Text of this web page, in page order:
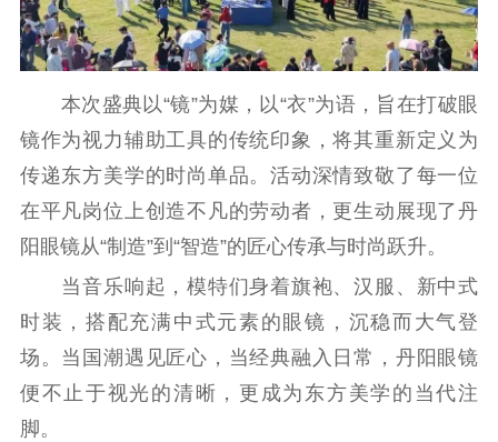
理论学习 宣传宣讲 研究阐释
哲学社科
社科强省 工作通知
成果集萃
江苏文脉
资料下载
新闻宣传
主题宣传 对外宣传
新闻发布
记者之家
品牌栏目
文化文艺
精品生产 文化惠民
文化传承
本次盛典以“镜”为媒，以“衣”为语，旨在打破眼
镜作为视力辅助工具的传统印象，将其重新定义为
传递东方美学的时尚单品。活动深情致敬了每一位
在平凡岗位上创造不凡的劳动者，更生动展现了丹
阳眼镜从“制造”到“智造”的匠心传承与时尚跃升。
当音乐响起，模特们身着旗袍、汉服、新中式
时装，搭配充满中式元素的眼镜，沉稳而大气登
场。当国潮遇见匠心，当经典融入日常，丹阳眼镜
便不止于视光的清晰，更成为东方美学的当代注
脚。